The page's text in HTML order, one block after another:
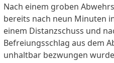
Nach einem groben
bereits nach neun Minuten
einem Distanzschuss und
Befreiungsschlag aus dem
unhaltbar bezwungen